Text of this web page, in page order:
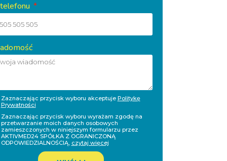
Zaznaczając przycisk wyboru akceptuje Politykę
Prywatności
Zaznaczając przycisk wyboru wyrażam zgodę na
przetwarzanie moich danych osobowych
zamieszczonych w niniejszym formularzu przez
AKTIVMED24 SPÓŁKA Z OGRANICZONĄ
ODPOWIEDZIALNOŚCIĄ, czytaj więcej